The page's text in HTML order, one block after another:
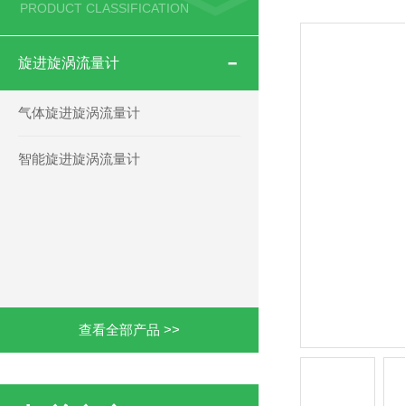
PRODUCT CLASSIFICATION
旋进旋涡流量计
气体旋进旋涡流量计
智能旋进旋涡流量计
查看全部产品 >>